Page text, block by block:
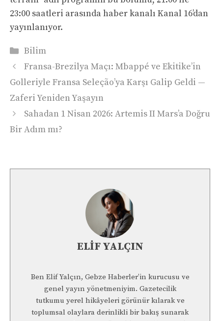
23:00 saatleri arasında haber kanalı Kanal 16’dan
yayınlanıyor.
Kategoriler
Bilim
Fransa-Brezilya Maçı: Mbappé ve Ekitike’in
Golleriyle Fransa Seleção’ya Karşı Galip Geldi —
Zaferi Yeniden Yaşayın
Sahadan 1 Nisan 2026: Artemis II Mars’a Doğru
Bir Adım mı?
ELIF YALÇIN
Ben Elif Yalçın, Gebze Haberler’in kurucusu ve
genel yayın yönetmeniyim. Gazetecilik
tutkumu yerel hikâyeleri görünür kılarak ve
toplumsal olaylara derinlikli bir bakış sunarak